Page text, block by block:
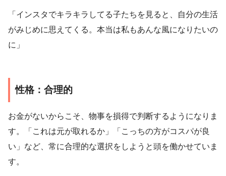
「インスタでキラキラしてる子たちを見ると、自分の生活
がみじめに思えてくる。本当は私もあんな風になりたいの
に」
性格：合理的
お金がないからこそ、物事を損得で判断するようになりま
す。「これは元が取れるか」「こっちの方がコスパが良
い」など、常に合理的な選択をしようと頭を働かせていま
す。